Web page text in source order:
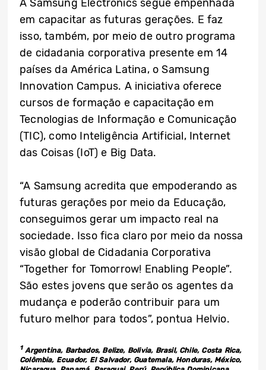
A Samsung Electronics segue empenhada
em capacitar as futuras gerações. E faz
isso, também, por meio de outro programa
de cidadania corporativa presente em 14
países da América Latina, o Samsung
Innovation Campus. A iniciativa oferece
cursos de formação e capacitação em
Tecnologias de Informação e Comunicação
(TIC), como Inteligência Artificial, Internet
das Coisas (IoT) e Big Data.
“A Samsung acredita que empoderando as
futuras gerações por meio da Educação,
conseguimos gerar um impacto real na
sociedade. Isso fica claro por meio da nossa
visão global de Cidadania Corporativa
“Together for Tomorrow! Enabling People”.
São estes jovens que serão os agentes da
mudança e poderão contribuir para um
futuro melhor para todos”, pontua Helvio.
1Argentina, Barbados, Belize, Bolivia, Brasil, Chile, Costa Rica,
Colômbia, Ecuador, El Salvador, Guatemala, Honduras, México,